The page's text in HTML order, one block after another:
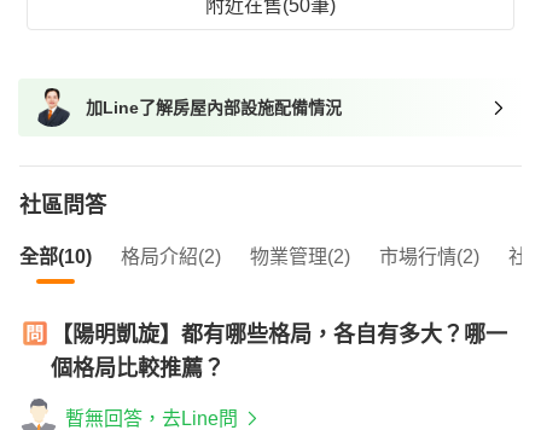
我想找具垃圾處理的物件
我想找近捷運的物件
附近在售(50筆)
加Line了解房屋內部設施配備情況
社區問答
全部(10) 格局介紹(2) 物業管理(2) 市場行情(2) 社
【陽明凱旋】都有哪些格局，各自有多大？哪一
個格局比較推薦？
暫無回答，去Line問